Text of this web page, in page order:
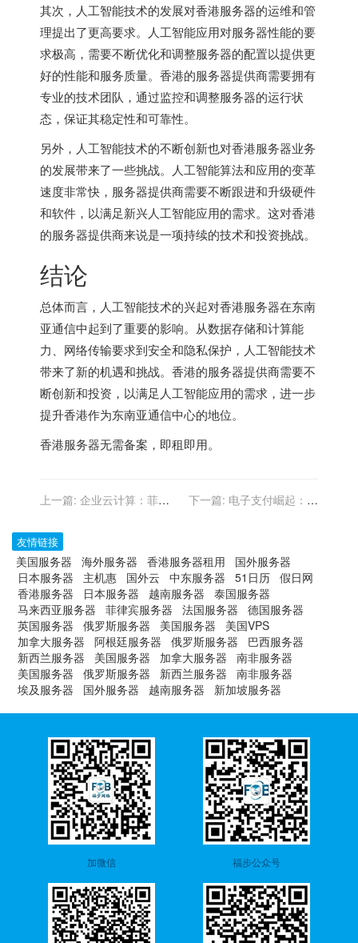
其次，人工智能技术的发展对香港服务器的运维和管
理提出了更高要求。人工智能应用对服务器性能的要
求极高，需要不断优化和调整服务器的配置以提供更
好的性能和服务质量。香港的服务器提供商需要拥有
专业的技术团队，通过监控和调整服务器的运行状
态，保证其稳定性和可靠性。
另外，人工智能技术的不断创新也对香港服务器业务
的发展带来了一些挑战。人工智能算法和应用的变革
速度非常快，服务器提供商需要不断跟进和升级硬件
和软件，以满足新兴人工智能应用的需求。这对香港
的服务器提供商来说是一项持续的技术和投资挑战。
结论
总体而言，人工智能技术的兴起对香港服务器在东南
亚通信中起到了重要的影响。从数据存储和计算能
力、网络传输要求到安全和隐私保护，人工智能技术
带来了新的机遇和挑战。香港的服务器提供商需要不
断创新和投资，以满足人工智能应用的需求，进一步
提升香港作为东南亚通信中心的地位。
香港服务器无需备案，即租即用。
上一篇: 企业云计算：菲律
数字化转型
下一篇: 电子支付崛起：东
友情链接
美国服务器 海外服务器 香港服务器租用
国外服务器
日本服务器
主机惠 国外云 中东服务器 51日历 假日网
香港服务器
日本服务器 越南服务器
泰国服务器
马来西亚服务器
菲律宾服务器 法国服务器
德国服务器
英国服务器
俄罗斯服务器 美国服务器
美国VPS
加拿大服务器
阿根廷服务器 俄罗斯服务器
巴西服务器
新西兰服务器
美国服务器 加拿大服务器
南非服务器
美国服务器
俄罗斯服务器 新西兰服务器
南非服务器
埃及服务器
国外服务器 越南服务器 新加坡服务器
加微信 福步公众号